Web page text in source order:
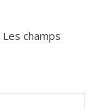
Les champs